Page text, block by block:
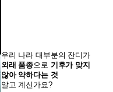
우리 나라 대부분의 잔디가
외래 품종으로 기후가 맞지
않아 약하다는 것
알고 계신가요?